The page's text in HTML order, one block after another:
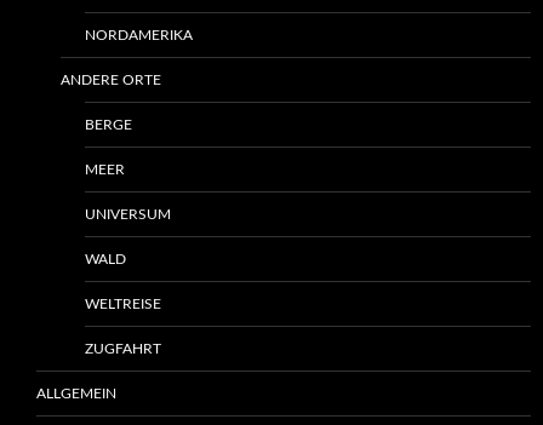
NORDAMERIKA
ANDERE ORTE
BERGE
MEER
UNIVERSUM
WALD
WELTREISE
ZUGFAHRT
ALLGEMEIN